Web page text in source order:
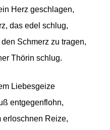
Herz geschlagen,
das edel schlug,
Schmerz zu tragen,
Thörin schlug.
Liebesgeize
entgegenflohn,
erloschnen Reize,